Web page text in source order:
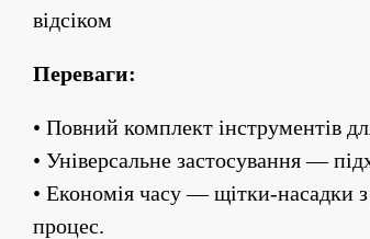
відсіком
Переваги:
• Повний комплект інструментів
• Універсальне застосування —
• Економія часу — щітки-насадки
процес.